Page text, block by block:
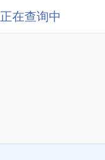
正在查询中